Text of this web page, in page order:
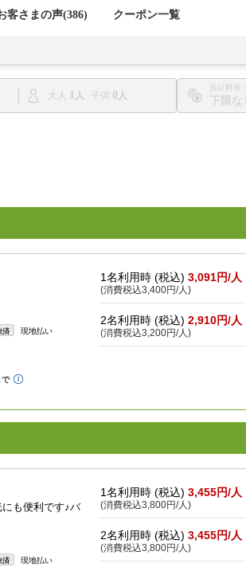
客さまの声(386) クーポン一覧
大人 1 子供 0
合計料金
済 現地払い
1名利用時 (税込) 3,091円/人
(消費税込3,400円/人)
2名利用時 (税込) 2,910円/人
(消費税込3,200円/人)
も便利です♪バ
済 現地払い
1名利用時 (税込) 3,455円/人
(消費税込3,800円/人)
2名利用時 (税込) 3,455円/人
(消費税込3,800円/人)